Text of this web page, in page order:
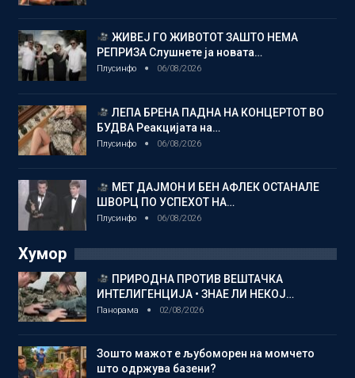
ЖИВЕЈ ГО ЖИВОТОТ ЗАШТО НЕМА
РЕПРИЗА Слушнете ја новата…
Плусинфо 06/08/2026
ЛЕПА БРЕНА ПАДНА НА КОНЦЕРТОТ ВО
БУДВА Реакцијата на…
Плусинфо 06/08/2026
МЕТ ДАЈМОН И БЕН АФЛЕК ОСТАНАЛЕ
ШВОРЦ ПО УСПЕХОТ НА…
Плусинфо 06/08/2026
Хумор
ПРИРОДНА ПРОТИВ ВЕШТАЧКА
ИНТЕЛИГЕНЦИЈА • ЗНАЕ ЛИ НЕКОЈ…
Панорама 02/08/2026
Зошто мажот е љубоморен на момчето
што одржува базени?